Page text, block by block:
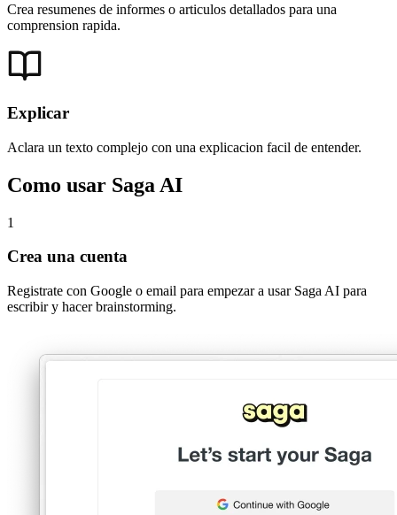
Crea resumenes de informes o articulos detallados para una
comprension rapida.
Explicar
Aclara un texto complejo con una explicacion facil de entender.
Como usar Saga AI
1
Crea una cuenta
Registrate con Google o email para empezar a usar Saga AI para
escribir y hacer brainstorming.